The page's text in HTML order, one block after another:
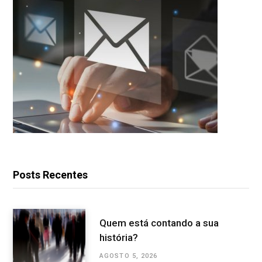
Posts Recentes
Quem está contando a sua
história?
AGOSTO 5, 2026